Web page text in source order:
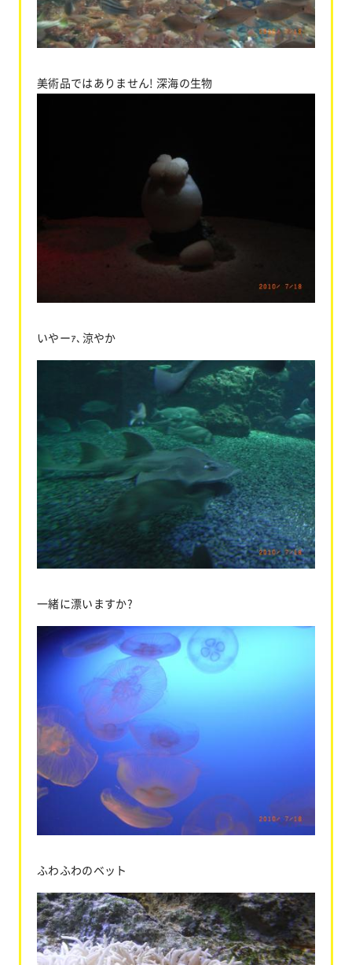
美術品ではありません! 深海の生物
いやーｧ､涼やか
一緒に漂いますか?
ふわふわのベット